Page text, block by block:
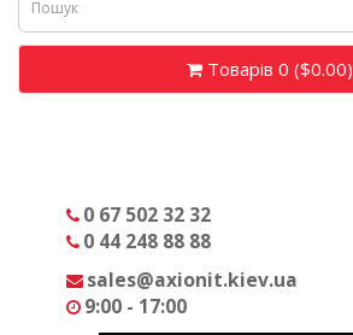
Товарів 0 ($0.00)
0 67 502 32 32
0 44 248 88 88
sales@axionit.kiev.ua
9:00 - 17:00